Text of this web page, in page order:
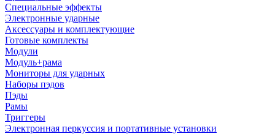
Специальные эффекты
Электронные ударные
Аксессуары и комплектующие
Готовые комплекты
Модули
Модуль+рама
Мониторы для ударных
Наборы пэдов
Пэды
Рамы
Триггеры
Электронная перкуссия и портативные установки